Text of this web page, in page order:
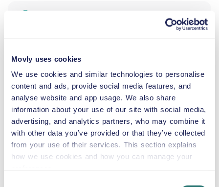
Movly uses cookies
We use cookies and similar technologies to personalise
content and ads, provide social media features, and
analyse website and app usage. We also share
information about your use of our site with social media,
advertising, and analytics partners, who may combine it
with other data you’ve provided or that they’ve collected
from your use of their services. This section explains
how we use cookies and how you can manage your
SEGGIOLINO NEONATO
SEGGIOLINO PER BAMBINI
9–18 kg
SEGGIOLINO ALZABIMBO
15–36 kg